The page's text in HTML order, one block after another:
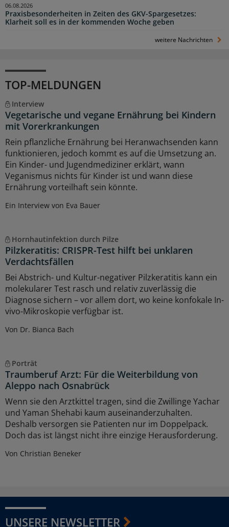
Praxisbesonderheiten in Zeiten des GKV-Spargesetzes:
Klarheit soll es in der kommenden Woche geben
06.08.2026
weitere Nachrichten
TOP-MELDUNGEN
Interview
Vegetarische und vegane Ernährung bei Kindern
mit Vorerkrankungen
Rein pflanzliche Ernährung bei Heranwachsenden kann
funktionieren, jedoch kommt es auf die Umsetzung an.
Ein Kinder- und Jugendmediziner erklärt, wann
Veganismus nichts für Kinder ist und wann diese
Ernährung vorteilhaft sein könnte.
Ein Interview von Eva Bauer
Hornhautinfektion durch Pilze
Pilzkeratitis: CRISPR-Test hilft bei unklaren
Verdachtsfällen
Bei Abstrich- und Kultur-negativer Pilzkeratitis kann ein
molekularer Test rasch und relativ zuverlässig die
Diagnose sichern – vor allem dort, wo keine konfokale In-
vivo-Mikroskopie verfügbar ist.
Von Dr. Bianca Bach
Porträt
Traumberuf Arzt: Für die Weiterbildung von
Aleppo nach Osnabrück
Wenn sie den Arztkittel tragen, sind die Zwillinge Yachar
und Yaman Shehabi kaum auseinanderzuhalten.
Deshalb versorgen sie Patienten nur im Doppelpack.
Doch das ist längst nicht ihre einzige Herausforderung.
Von Christian Beneker
UNSERE NEWSLETTER